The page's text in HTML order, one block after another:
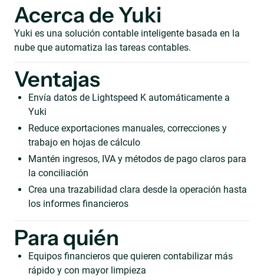
Acerca de Yuki
Yuki es una solución contable inteligente basada en la
nube que automatiza las tareas contables.
Ventajas
Envía datos de Lightspeed K automáticamente a
Yuki
Reduce exportaciones manuales, correcciones y
trabajo en hojas de cálculo
Mantén ingresos, IVA y métodos de pago claros para
la conciliación
Crea una trazabilidad clara desde la operación hasta
los informes financieros
Para quién
Equipos financieros que quieren contabilizar más
rápido y con mayor limpieza